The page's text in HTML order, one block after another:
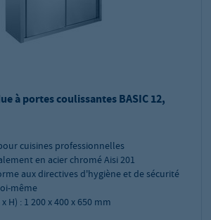
à portes coulissantes BASIC 12,
cuisines professionnelles
en acier chromé Aisi 201
aux directives d'hygiène et de sécurité
même
H) : 1 200 x 400 x 650 mm